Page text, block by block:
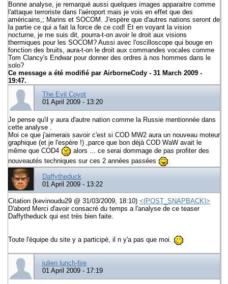
Bonne analyse, je remarqué aussi quelques images apparaitre comme
l'attaque terroriste dans l'aéroport mais je vois en effet que des
américains,; Marins et SOCOM. J'espère que d'autres nations seront de
la partie ce qui a fait la force de ce cod! Et en voyant la vision
nocturne, je me suis dit, pourra-t-on avoir le droit aux visions
thermiques pour les SOCOM? Aussi avec l'oscilloscope qui bouge en
fonction des bruits, aura-t-on le droit aux commandes vocales comme
Tom Clancy's Endwar pour donner des ordres à nos hommes dans le
solo?
Ce message a été modifié par AirborneCody - 31 March 2009 -
19:47.
The Evil Coyot
01 April 2009 - 13:20
Je pense qu'il y aura d'autre nation comme la Russie mentionnée dans
cette analyse .
Moi ce que j'aimerais savoir c'est si COD MW2 aura un nouveau moteur
graphique (et je l'espère !) ,parce que bon déjà COD WaW avait le
même que COD4
alors ... ce serai dommage de pas profiter des
nouveautés techniques sur ces 2 années passées
Daffytheduck
01 April 2009 - 13:22
Citation (kevinoudu29 @ 31/03/2009, 18:10) <{POST_SNAPBACK}>
D'abord Merci d'avoir consacré du temps a l'analyse de ce teaser
Daffytheduck qui est très bien faite.
Toute l'équipe du site y a participé, il n y'a pas que moi.
julien lunch-fire
01 April 2009 - 17:19